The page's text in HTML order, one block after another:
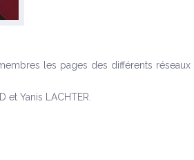
les pages des différents réseaux
et Yanis LACHTER.